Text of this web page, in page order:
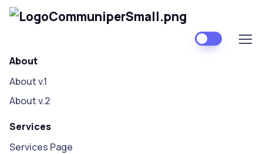
About
About v.1
About v.2
Services
Services Page